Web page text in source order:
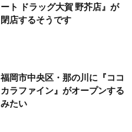
ート ドラッグ大賀 野芥店』が
閉店するそうです
福岡市中央区・那の川に『ココ
カラファイン』がオープンする
みたい